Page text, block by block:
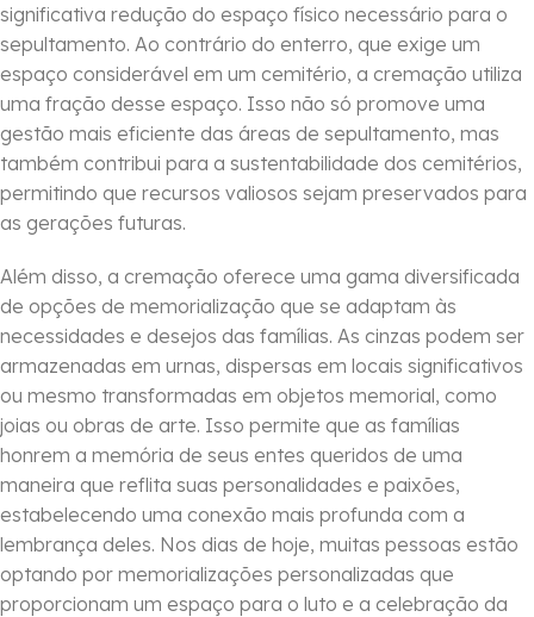
significativa redução do espaço físico necessário para o
sepultamento. Ao contrário do enterro, que exige um
espaço considerável em um cemitério, a cremação utiliza
uma fração desse espaço. Isso não só promove uma
gestão mais eficiente das áreas de sepultamento, mas
também contribui para a sustentabilidade dos cemitérios,
permitindo que recursos valiosos sejam preservados para
as gerações futuras.
Além disso, a cremação oferece uma gama diversificada
de opções de memorialização que se adaptam às
necessidades e desejos das famílias. As cinzas podem ser
armazenadas em urnas, dispersas em locais significativos
ou mesmo transformadas em objetos memorial, como
joias ou obras de arte. Isso permite que as famílias
honrem a memória de seus entes queridos de uma
maneira que reflita suas personalidades e paixões,
estabelecendo uma conexão mais profunda com a
lembrança deles. Nos dias de hoje, muitas pessoas estão
optando por memorializações personalizadas que
proporcionam um espaço para o luto e a celebração da